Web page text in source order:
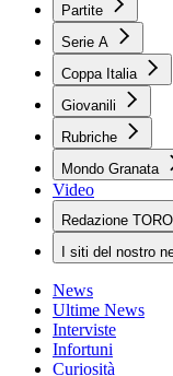
Partite
Serie A
Coppa Italia
Giovanili
Rubriche
Mondo Granata
Video
Redazione
I siti del nostro
News
Ultime News
Interviste
Infortuni
Curiosità